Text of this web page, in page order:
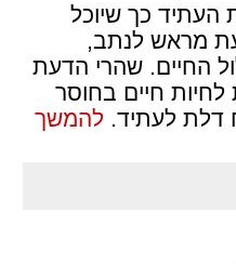
העתיד כך שיוכל
מראש לנתב,
החיים. שהרי הדעת
חיים בחוסר
דלת לעתיד. להמשך